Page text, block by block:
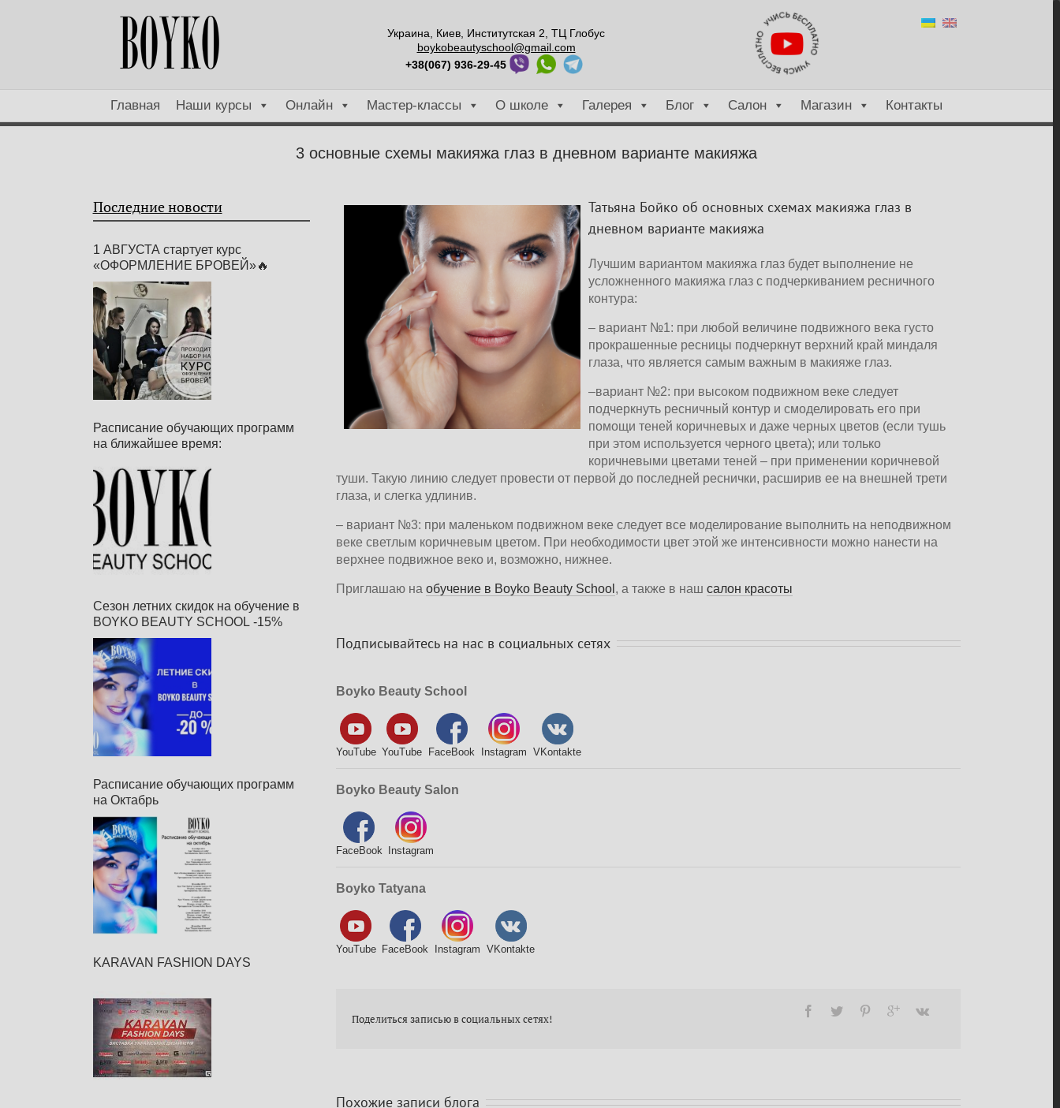
Украина, Киев, Институтская 2, ТЦ Глобус
boykobeautyschool@gmail.com
+38(067) 936-29-45
Главная Наши курсы Онлайн Мастер-классы О школе Галерея Блог Салон Магазин Контакты
3 основные схемы макияжа глаз в дневном варианте макияжа
Татьяна Бойко об основных схемах макияжа глаз в
дневном варианте макияжа
Лучшим вариантом макияжа глаз будет выполнение не
усложненного макияжа глаз с подчеркиванием ресничного
контура:
– вариант №1: при любой величине подвижного века густо
прокрашенные ресницы подчеркнут верхний край миндаля
глаза, что является самым важным в макияже глаз.
–вариант №2: при высоком подвижном веке следует
подчеркнуть ресничный контур и смоделировать его при
помощи теней коричневых и даже черных цветов (если тушь
при этом используется черного цвета); или только
коричневыми цветами теней – при применении коричневой
туши. Такую линию следует провести от первой до последней реснички, расширив ее на внешней трети
глаза, и слегка удлинив.
– вариант №3: при маленьком подвижном веке следует все моделирование выполнить на неподвижном
веке светлым коричневым цветом. При необходимости цвет этой же интенсивности можно нанести на
верхнее подвижное веко и, возможно, нижнее.
Приглашаю наобучение в Boyko Beauty School, а также в нашсалон красоты
Подписывайтесь на нас в социальных сетях
Boyko Beauty School
YouTube YouTube FaceBook Instagram VKontakte
Boyko Beauty Salon
FaceBook Instagram
Boyko Tatyana
YouTube FaceBook Instagram VKontakte
Поделиться записью в социальных сетях!
Похожие записи блога
Последние новости
1 АВГУСТА стартует курс
«ОФОРМЛЕНИЕ БРОВЕЙ»🔥
Расписание обучающих программ
на ближайшее время:
Сезон летних скидок на обучение в
BOYKO BEAUTY SCHOOL -15%
Расписание обучающих программ
на Октабрь
KARAVAN FASHION DAYS